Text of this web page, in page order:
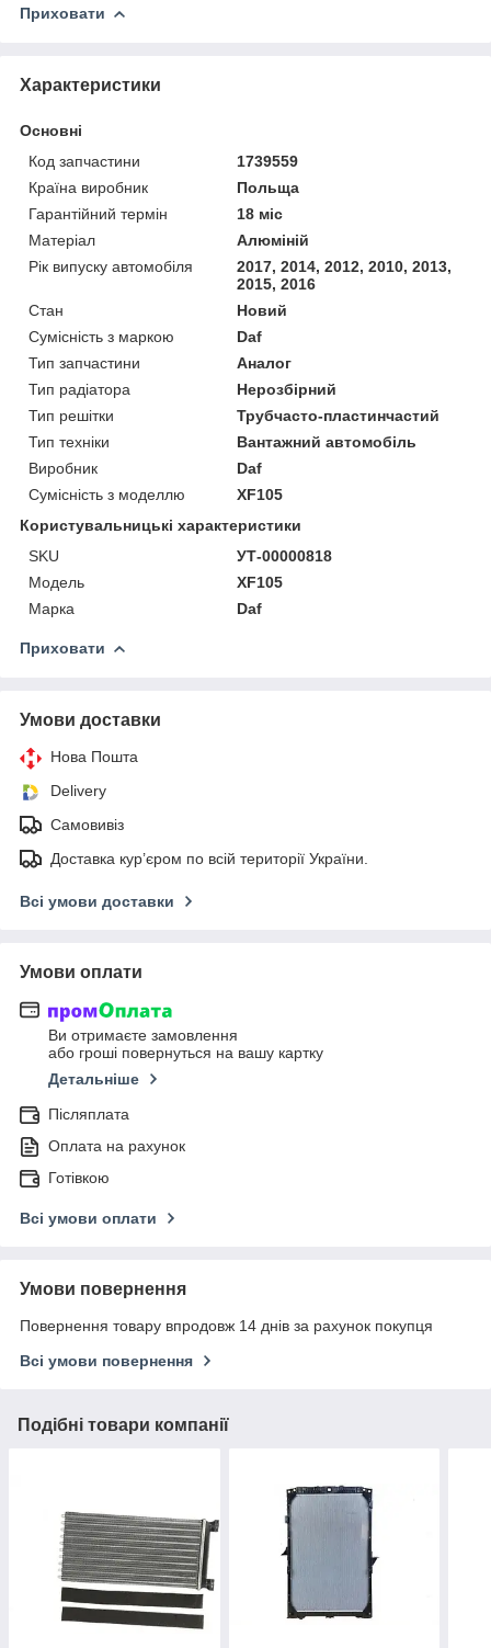
Приховати
Характеристики
Основні
Код запчастини
1739559
Країна виробник
Польща
Гарантійний термін
18 міс
Матеріал
Алюміній
Рік випуску автомобіля
2017, 2014, 2012, 2010, 2013,
2015, 2016
Стан
Новий
Сумісність з маркою
Daf
Тип запчастини
Аналог
Тип радіатора
Нерозбірний
Тип решітки
Трубчасто-пластинчастий
Тип техніки
Вантажний автомобіль
Виробник
Daf
Сумісність з моделлю
XF105
Користувальницькі характеристики
SKU
УТ-00000818
Мoдель
XF105
Марка
Daf
Приховати
Умови доставки
Нова Пошта
Delivery
Самовивіз
Доставка кур’єром по всій території України.
Всі умови доставки
Умови оплати
Ви отримаєте замовлення
або гроші повернуться на вашу картку
Детальніше
Післяплата
Оплата на рахунок
Готівкою
Всі умови оплати
Умови повернення
Повернення товару впродовж 14 днів за рахунок покупця
Всі умови повернення
Подібні товари компанії